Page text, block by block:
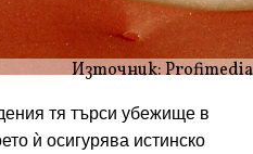
Източник: Profimedia
тя търси убежище в
ѝ осигурява истинско